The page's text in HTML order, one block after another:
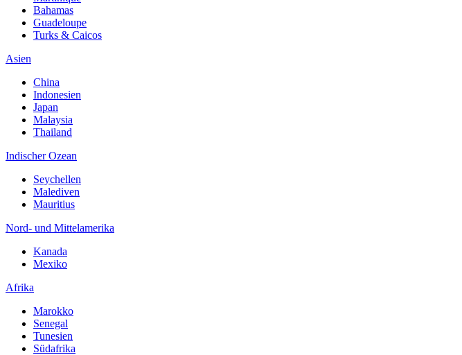
Bahamas
Guadeloupe
Turks & Caicos
Asien
China
Indonesien
Japan
Malaysia
Thailand
Indischer Ozean
Seychellen
Malediven
Mauritius
Nord- und Mittelamerika
Kanada
Mexiko
Afrika
Marokko
Senegal
Tunesien
Südafrika